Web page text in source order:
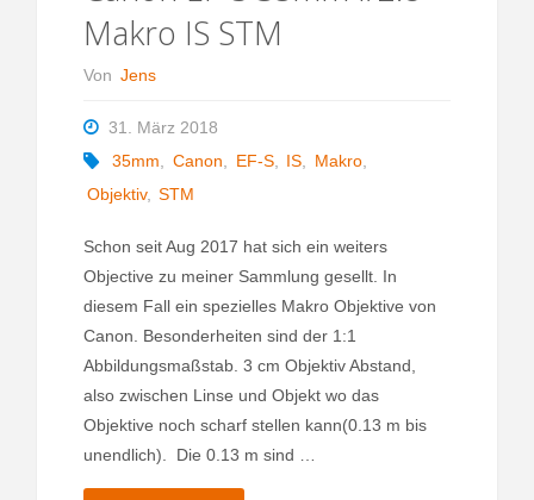
Makro IS STM
Von Jens
31. März 2018
35mm
Canon EF-S, IS Makro
Objektiv, STM
Schon seit Aug 2017 hat sich ein weiters
Objective zu meiner Sammlung gesellt. In
diesem Fall ein spezielles Makro Objektive von
Canon. Besonderheiten sind der 1:1
Abbildungsmaßstab. 3 cm Objektiv Abstand,
also zwischen Linse und Objekt wo das
Objektive noch scharf stellen kann(0.13 m bis
unendlich). Die 0.13 m sind …